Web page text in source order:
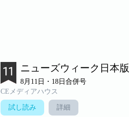
ニューズウィーク日本版
8月11日・18日合併号
CEメディアハウス
試し読み 詳細